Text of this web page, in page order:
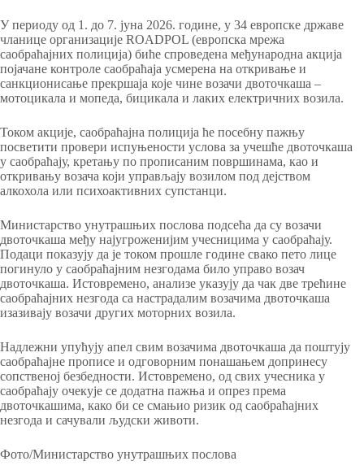
У периоду од 1. до 7. јуна 2026. године, у 34 европске државе
чланице организације ROADPOL (европска мрежа
саобраћајних полиција) биће спроведена међународна акција
појачане контроле саобраћаја усмерена на откривање и
санкционисање прекршаја које чине возачи двоточкаша –
мотоцикала и мопеда, бицикала и лаких електричних возила.
Током акције, саобраћајна полиција ће посебну пажњу
посветити провери испуњености услова за учешће двоточкаша
у саобраћају, кретању по прописаним површинама, као и
откривању возача који управљају возилом под дејством
алкохола или психоактивних супстанци.
Министарство унутрашњих послова подсећа да су возачи
двоточкаша међу најугроженијим учесницима у саобраћају.
Подаци показују да је током прошле године свако пето лице
погинуло у саобраћајним незгодама било управо возач
двоточкаша. Истовремено, анализе указују да чак две трећине
саобраћајних незгода са настрадалим возачима двоточкаша
изазивају возачи других моторних возила.
Надлежни упућују апел свим возачима двоточкаша да поштују
саобраћајне прописе и одговорним понашањем допринесу
сопственој безбедности. Истовремено, од свих учесника у
саобраћају очекује се додатна пажња и опрез према
двоточкашима, како би се смањио ризик од саобраћајних
незгода и сачували људски животи.
Фото/Министарство унутрашњих послова